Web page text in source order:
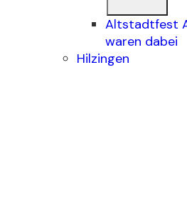
Altstadtfest
waren dabei
Hilzingen